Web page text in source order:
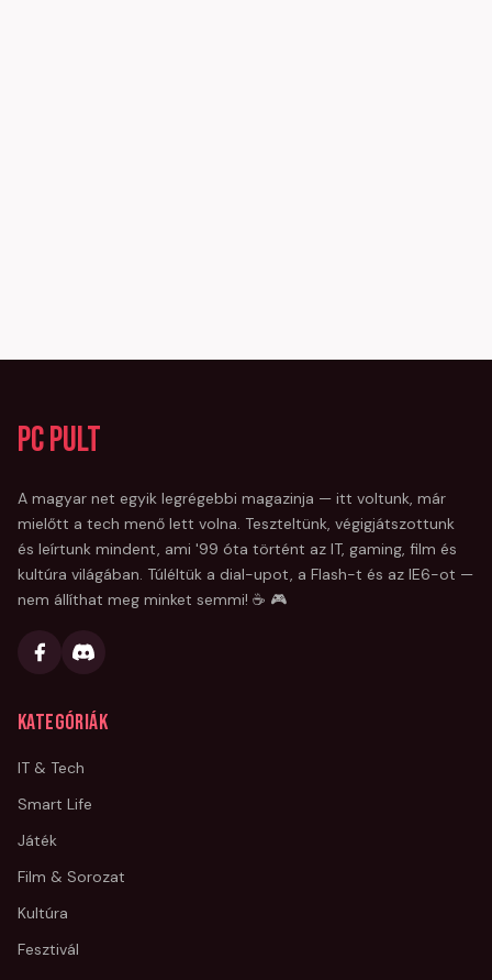
PC Pult
A magyar net egyik legrégebbi magazinja — itt voltunk, már
mielőtt a tech menő lett volna. Teszteltünk, végigjátszottunk
és leírtunk mindent, ami '99 óta történt az IT, gaming, film és
kultúra világában. Túléltük a dial-upot, a Flash-t és az IE6-ot —
nem állíthat meg minket semmi! ☕ 🎮
Kategóriák
IT & Tech
Smart Life
Játék
Film & Sorozat
Kultúra
Fesztivál